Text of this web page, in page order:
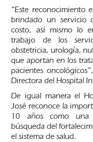
“Este reconocimiento
brindado un servicio
costo, así mismo lo
trabajo de los
obstetricia, urología,
que aportan en los
pacientes
Directora del Hospital
De igual manera el
José reconoce la
10 años como una
búsqueda del
el sistema de salud.